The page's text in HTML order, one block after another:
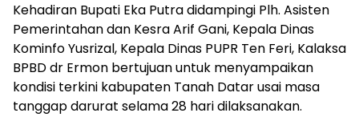
Kehadiran Bupati Eka Putra didampingi Plh. Asisten
Pemerintahan dan Kesra Arif Gani, Kepala Dinas
Kominfo Yusrizal, Kepala Dinas PUPR Ten Feri, Kalaksa
BPBD dr Ermon bertujuan untuk menyampaikan
kondisi terkini kabupaten Tanah Datar usai masa
tanggap darurat selama 28 hari dilaksanakan.